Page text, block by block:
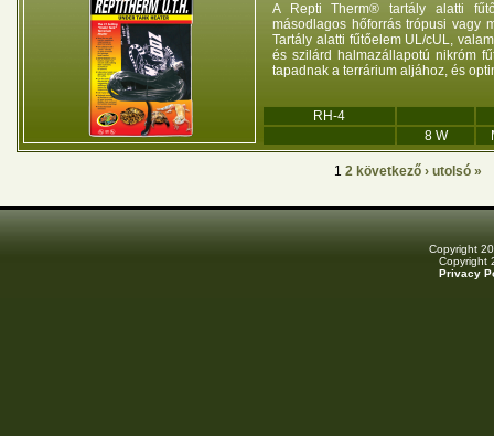
A Repti Therm® tartály alatti
másodlagos hőforrás trópusi vagy
Tartály alatti fűtőelem UL/cUL,
és szilárd halmazállapotú nikróm
tapadnak a terrárium aljához, és
RH-4
8 W
1 2 következő › utolsó »
Copyright
Copyright
Privacy